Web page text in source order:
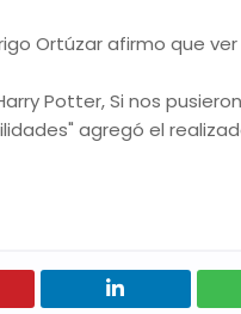
Ortúzar afirmo que
Potter, Si nos
agregó el